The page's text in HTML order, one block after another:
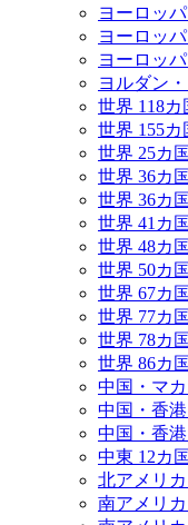
ヨーロッ
ヨーロッ
ヨーロッ
ヨルダン
世界 118カ
世界 155カ
世界 25カ
世界 36カ国
世界 36カ国
世界 41カ
世界 48カ
世界 50カ国
世界 67カ
世界 77カ国
世界 78カ
世界 86カ国
中国・マ
中国・香
中国・香
中東 12カ国
北アメリ
南アメリ